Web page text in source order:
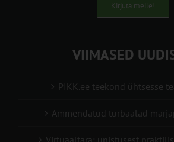
Kirjuta meile!
VIIMASED
PIKK.ee teekond ühtsesse
Ammendatud turbaalad